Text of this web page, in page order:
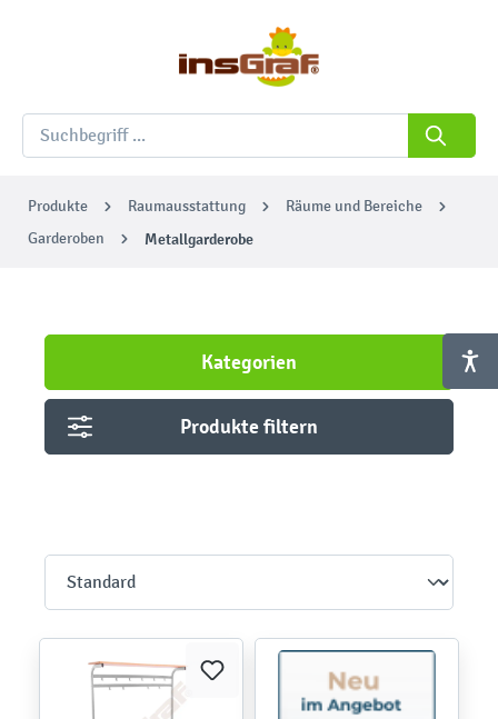
Produkte Raumausstattung
Räume und Bereiche
Garderoben
Metallgarderobe
Kategorien
Produkte filtern